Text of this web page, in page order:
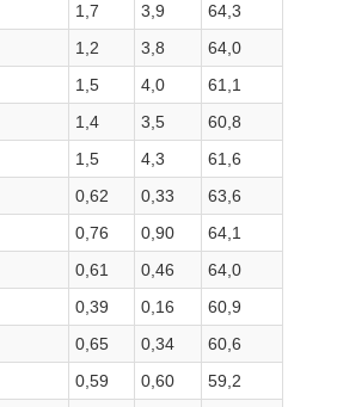
1,7 3,9
64,3
1,2 3,8
64,0
1,5 4,0
61,1
1,4 3,5
60,8
1,5 4,3
61,6
0,62 0,33
63,6
0,76 0,90
64,1
0,61 0,46
64,0
0,39 0,16
60,9
0,65 0,34
60,6
0,59 0,60
59,2